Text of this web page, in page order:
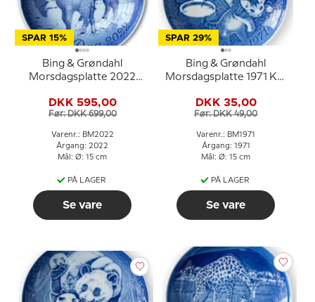
SPAR 15%
Bing & Grøndahl
Morsdagsplatte 2022
DKK 595,00
Før: DKK 699,00
Varenr.: BM2022
Årgang: 2022
Mål: Ø: 15 cm
PÅ LAGER
Se vare
SPAR 29%
Bing & Grøndahl
Morsdagsplatte 1971 Kat
DKK 35,00
Før: DKK 49,00
Varenr.: BM1971
Årgang: 1971
Mål: Ø: 15 cm
PÅ LAGER
Se vare